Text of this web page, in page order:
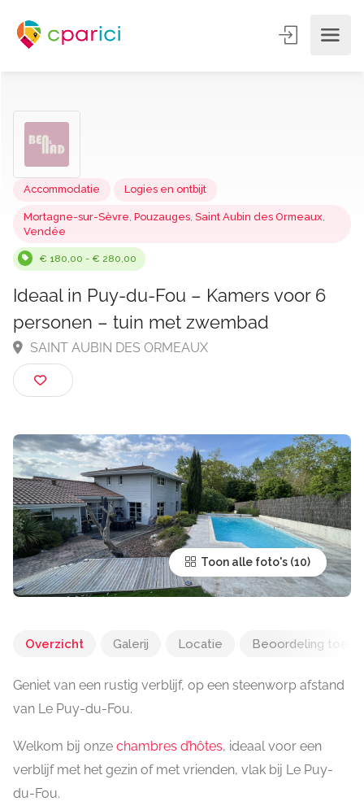
Mortagne-sur-Sèvre
Vendée
Ideaal in Puy-du-Fou – Kamers voor 6
personen – tuin met zwembad
SAINT AUBIN DES ORMEAUX
Toon alle foto's
Overzicht Galerij Locatie Beoordeling
Geniet van een rustig verblijf, op een steenworp afstand
van Le Puy-du-Fou.
Welkom bij onze chambres d’hôtes, ideaal voor een
verblijf met het gezin of met vrienden, vlak bij Le Puy-
du-Fou.